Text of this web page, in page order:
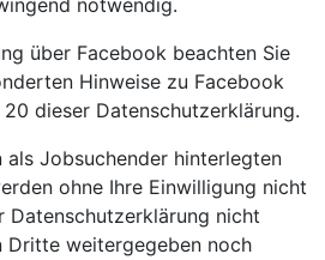
notwendig.
über Facebook beachten Sie
Hinweise zu Facebook
dieser Datenschutzerklärung.
als Jobsuchender hinterlegten
ohne Ihre Einwilligung nicht
Datenschutzerklärung nicht
Dritte weitergegeben noch